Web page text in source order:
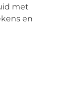
met
en